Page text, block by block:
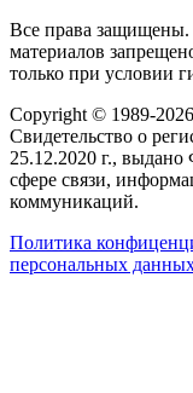
Все права защищены.
материалов
только при условии
Copyright © 1989-
Свидетельство о
25.12.2020 г.,
сфере связи,
коммуникаций.
Политика
персональных